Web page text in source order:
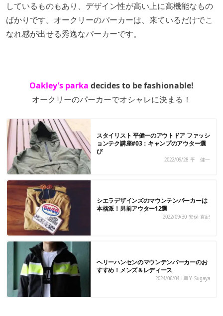
しているものもあり、デザイン性が高い上に高機能なもの
ばかりです。オークリーのパーカーは、来ているだけでこ
なれ感が出せる秀逸なパーカーです。
Oakley’s parka decides to be fashionable!
オークリーのパーカーでオシャレに決まる！
スタイリスト 平健一のアウトドア ファッシ
ョンテク講座#03：キャンプのアウター選
び
2022/09/28 平 健一
シエラデザインズのマウンテンパーカーは
本格派！男前アウター12選
2022/09/30 安保 直紀
ヘリーハンセンのマウンテンパーカーのお
すすめ！メンズ＆レディース
2024/06/04 Lilli Y. Sugaya